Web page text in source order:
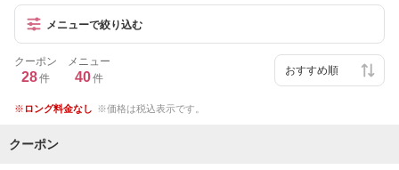
メニューで絞り込む
クーポン
28件
メニュー
40件
ロング料金なし 価格は税込表示です。
クーポン